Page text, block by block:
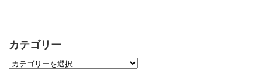
カテゴリー